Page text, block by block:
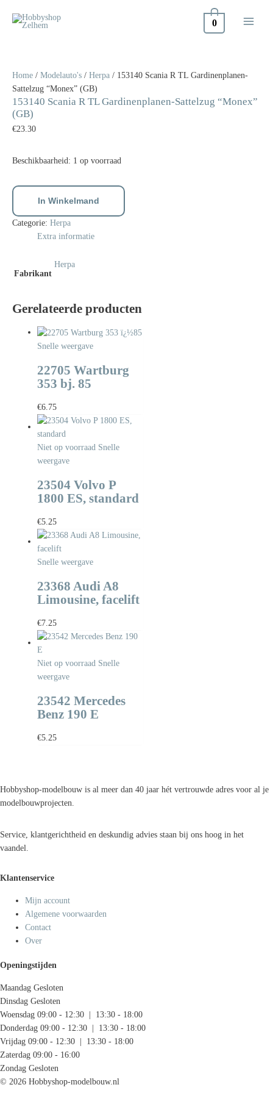
naar
0
Home / Modelauto's / Herpa / 153140 Scania R TL Gardinenplanen-
Sattelzug “Monex” (GB)
153140 Scania R TL Gardinenplanen-Sattelzug “Monex”
(GB)
€23.30
Beschikbaarheid: 1 op voorraad
R
TL
Gardinenplanen-
Sattelzug
"Monex"
aantal
In Winkelmand
Categorie: Herpa
Extra informatie
Fabrikant
Herpa
Gerelateerde producten
Snelle weergave
22705 Wartburg
353 bj. 85
€6.75
Niet op voorraad Snelle
weergave
23504 Volvo P
1800 ES, standard
€5.25
Snelle weergave
23368 Audi A8
Limousine, facelift
€7.25
Niet op voorraad Snelle
weergave
23542 Mercedes
Benz 190 E
€5.25
Hobbyshop-modelbouw is al meer dan 40 jaar hét vertrouwde adres voor al je
modelbouwprojecten.
Service, klantgerichtheid en deskundig advies staan bij ons hoog in het
vaandel.
Klantenservice
Mijn account
Algemene voorwaarden
Contact
Over
Openingstijden
Maandag Gesloten
Dinsdag Gesloten
Woensdag 09:00 - 12:30 | 13:30 - 18:00
Donderdag 09:00 - 12:30 | 13:30 - 18:00
Vrijdag 09:00 - 12:30 | 13:30 - 18:00
Zaterdag 09:00 - 16:00
Zondag Gesloten
© 2026 Hobbyshop-modelbouw.nl